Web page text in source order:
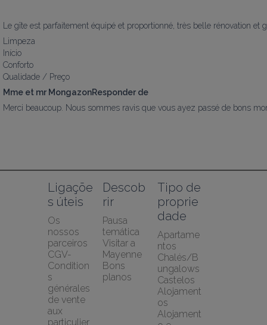
Le gîte est parfaitement équipé et proportionné, très belle rénovation
Limpeza
Início
Conforto
Qualidade / Preço
Mme et mr MongazonResponder de
Merci beaucoup. Nous sommes ravis que vous ayez passé de bons
Ligaçõe
s úteis
Os
nossos
parceiros
CGV-
Condition
s
générales
de vente
aux
particulier
Descob
rir
Pausa
temática
Visitar a
Mayenne
Bons
planos
Tipo de
proprie
dade
Apartame
ntos
Chalés/B
ungalows
Castelos
Alojament
os
Alojament